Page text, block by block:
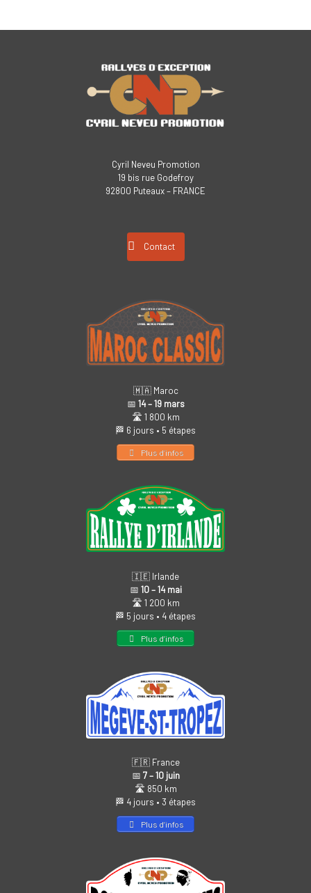
Cyril Neveu Promotion
19 bis rue Godefroy
92800 Puteaux – FRANCE
Contact
🇲🇦 Maroc
📅 14 – 19 mars
🛣️ 1 800 km
🏁 6 jours • 5 étapes
Plus d’infos
🇮🇪 Irlande
📅 10 – 14 mai
🛣️ 1 200 km
🏁 5 jours • 4 étapes
Plus d’infos
🇫🇷 France
📅 7 – 10 juin
🛣️ 850 km
🏁 4 jours • 3 étapes
Plus d’infos